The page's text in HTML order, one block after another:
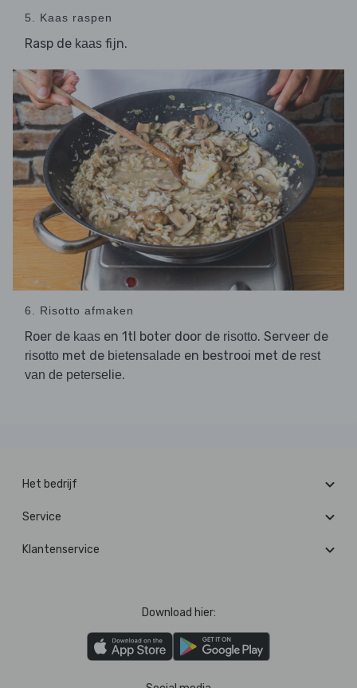
5. Kaas raspen
Rasp de kaas fijn.
6. Risotto afmaken
Roer de kaas en 1tl boter door de risotto. Serveer de
risotto met de bietensalade en bestrooi met de rest
van de peterselie.
Het bedrijf
Service
Klantenservice
Download hier: